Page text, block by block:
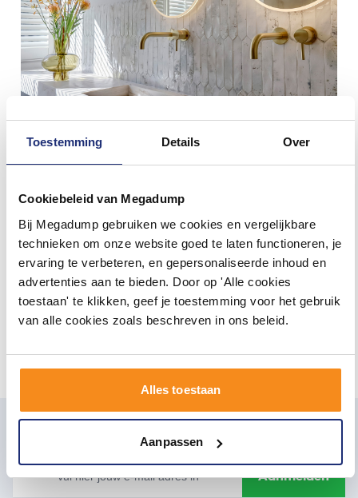
Toestemming Details Over
Cookiebeleid van Megadump
Bij Megadump gebruiken we cookies en vergelijkbare
technieken om onze website goed te laten functioneren, je
ervaring te verbeteren, en gepersonaliseerde inhoud en
advertenties aan te bieden. Door op 'Alle cookies
toestaan' te klikken, geef je toestemming voor het gebruik
van alle cookies zoals beschreven in ons beleid.
Alles toestaan
Aanpassen
Ervaar de mogelijkheden in onze 4
Ben je op zoek naar een nieuwe badkamer die zowel stijlvol als
praktisch is? Kom dan langs in onze showrooms in Tiel, Wormer,
Dalen of Eindhoven. Hier vind je een uitgebreide selectie tegels en
sanitair die perfect passen bij jouw wensen. Onze deskundige
medewerkers staan klaar om je te helpen de juiste keuzes te
maken. Bezoek ons en ontdek hoe je jouw ideale badkamer kunt
realiseren!
Plan nu een afspaak Meer info
Mis onze laatste ontwikkelingen en aanbiedingen
E-mailadres
Aanmelden